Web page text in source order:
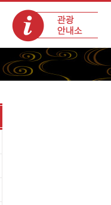
관광 안내소